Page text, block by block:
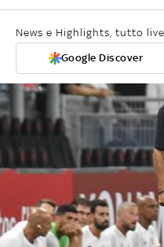
News e Highlights, tutto
Google Discover